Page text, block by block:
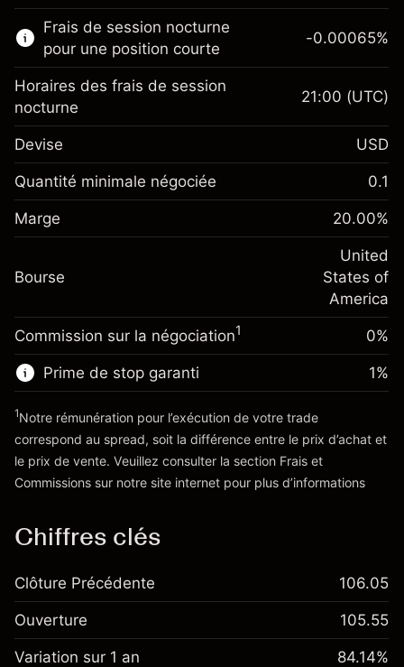
En savoir plus sur :
CFD
Marge. Votre
investissement
Ajustement des fonds de
Frais sur la valeur totale de la
-0.021568
%
(-$1.08)
Taille de la position avec effet de levier
Valeur nominale avec effet de levier
Frais de session nocturne
pour une position courte
Marge. Votre
$1,000.00
de overnight
position
-0.000654
%
(-$0.03)
Taille de la position avec effet de levier
~$5,000.00
Valeur nominale avec effet de levier
Vers la plateforme
-0.00065%
Horaires des frais de session
nocturne
21:00 (UTC)
Devise USD
Quantité minimale négociée 0.1
Marge 20.00%
Bourse
United
States of
America
Commission sur la négociation1 0%
Prime de stop garanti
'Tarifs et Frais
1%
1Notre rémunération pour l’exécution de votre trade
correspond au spread, soit la différence entre le prix d’achat et
le prix de vente. Veuillez consulter la section Frais et
Commissions sur notre site internet pour plus d’informations
Chiffres clés
Clôture Précédente 106.05
Ouverture 105.55
Variation sur 1 an 84.14%